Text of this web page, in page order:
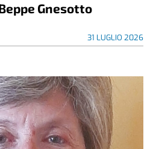
Gnesotto
31 LUGLIO 2026